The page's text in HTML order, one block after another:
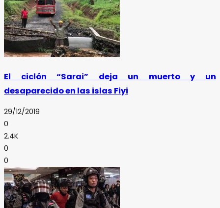
El ciclón “Sarai” deja un muerto y un
desaparecido en las islas Fiyi
29/12/2019
0
2.4K
0
0